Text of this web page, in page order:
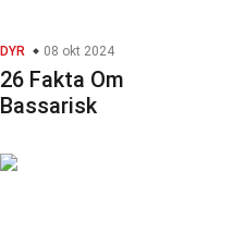
DYR 08 okt 2024
26 Fakta Om
Bassarisk